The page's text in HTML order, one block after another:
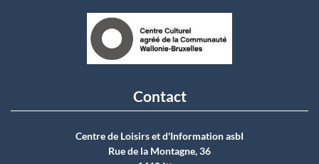
Contact
Centre de Loisirs et d'Information asbI
Rue de la Montagne, 36